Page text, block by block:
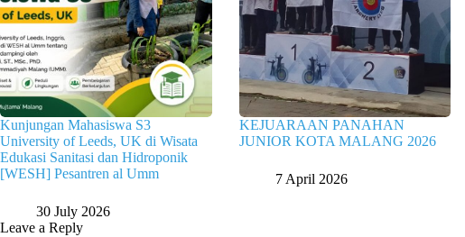
Kunjungan Mahasiswa S3
University of Leeds, UK di Wisata
Edukasi Sanitasi dan Hidroponik
[WESH] Pesantren al Umm
30 July 2026
KEJUARAAN PANAHAN
JUNIOR KOTA MALANG 2026
7 April 2026
Leave a Reply